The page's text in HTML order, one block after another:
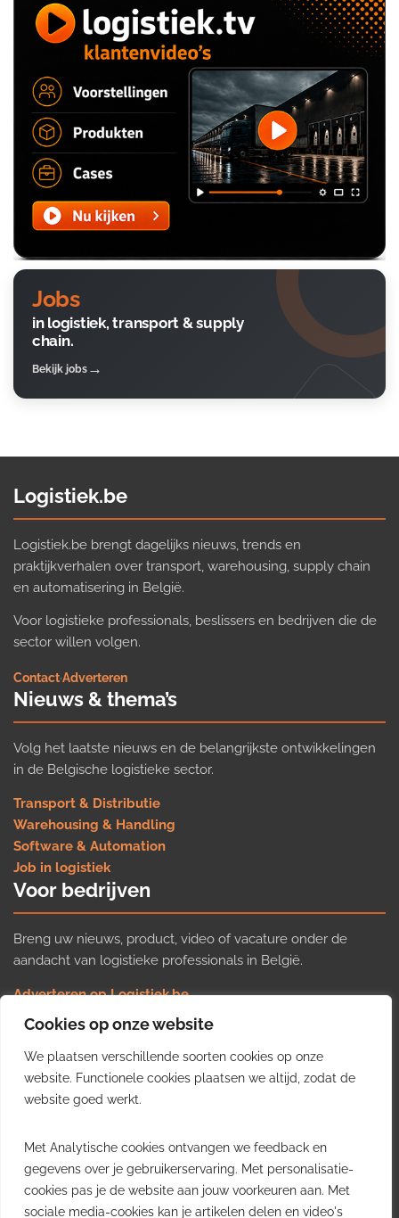
Cookies op onze website
We plaatsen verschillende soorten cookies op onze
website. Functionele cookies plaatsen we altijd, zodat de
website goed werkt.
Met Analytische cookies ontvangen we feedback en
gegevens over je gebruikerservaring. Met personalisatie-
cookies pas je de website aan jouw voorkeuren aan. Met
sociale media-cookies kan je artikelen delen en video's
Jobs
in logistiek, transport & supply
chain.
Bekijk jobs
Logistiek.be
Logistiek.be brengt dagelijks nieuws, trends en
praktijkverhalen over transport, warehousing, supply chain
en automatisering in België.
Voor logistieke professionals, beslissers en bedrijven die de
sector willen volgen.
Contact·Adverteren
Nieuws & thema’s
Volg het laatste nieuws en de belangrijkste ontwikkelingen
in de Belgische logistieke sector.
Transport & Distributie
Warehousing & Handling
Software & Automation
Job in logistiek
Voor bedrijven
Breng uw nieuws, product, video of vacature onder de
aandacht van logistieke professionals in België.
Adverteren op Logistiek.be
Nieuws insturen
Uw video op Logistiek.TV
Job plaatsen
Gratis wekelijkse update
inzichten uit de Belgische logistieke sector in uw inbox.
Ontvang je gratis
wekelijkse update